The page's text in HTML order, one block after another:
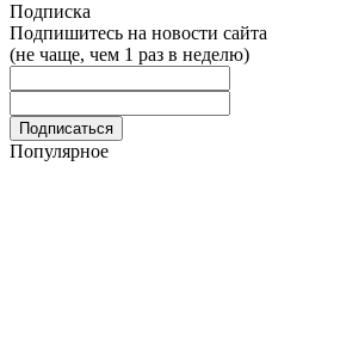
Подписка
Подпишитесь на новости сайта
(не чаще, чем 1 раз в неделю)
Популярное